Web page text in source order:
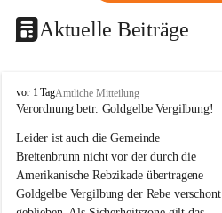
Aktuelle Beiträge
B
r
i
t
e
n
b
vor 1 TagAmtliche Mitteilung
Verordnung betr. Goldgelbe Vergilbung!
Leider ist auch die Gemeinde
Breitenbrunn nicht vor der durch die
Amerikanische Rebzikade übertragene
Goldgelbe Vergilbung der Rebe verschont